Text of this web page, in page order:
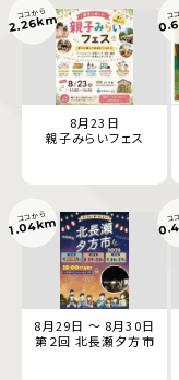
8月23日
親子みらいフェス
ココから
2.26km コ
8月29日 ～ 8月30日
第２回 北長瀬夕方市
ココから
1.04km コ